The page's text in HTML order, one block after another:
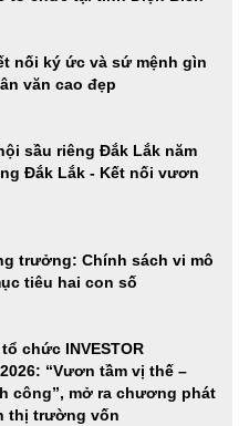
học 2026: Từ chủ trương
gia
2026: Cầu nối hiệu
ngành Ô tô, xe máy và
hóa tài sản thực trong
for tomorrow 2026 tại khu
roadshow ba miền
nối ký ức và sứ mệnh gìn
văn cao đẹp
sầu riêng Đắk Lắk năm
Đắk Lắk - Kết nối vươn
trưởng: Chính sách vi mô
tiêu hai con số
tổ chức INVESTOR
2026: “Vươn tầm vị thế –
công”, mở ra chương phát
thị trường vốn